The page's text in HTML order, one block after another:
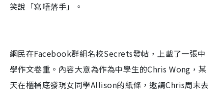
笑說「寫唔落手」。
網民在Facebook群組名校Secrets發帖，上載了一張中
學作文卷重。內容大意為作為中學生的Chris Wong ，某
天在櫃桶底發現女同學Allison的紙條，邀請Chris周末去